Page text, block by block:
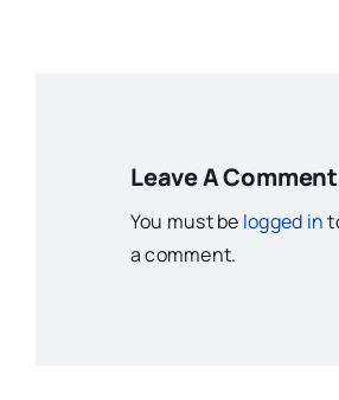
Leave A Comment
You must be logged in
a comment.